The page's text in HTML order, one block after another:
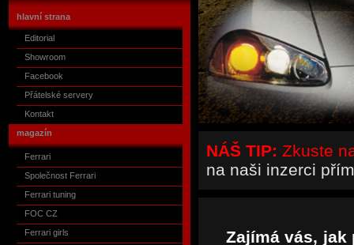
hlavní strana
Editorial
Showroom
Facebook
Přátelské servery
Kontakt
magazín
Ferrari
Společnost Ferrari
Ferrari tuning
FOC CZ
Ferrari girls
NÁŠ TIP: Zkuste
na naši inzerci
Zajímá vás,